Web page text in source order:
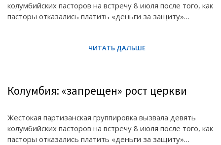
колумбийских пасторов на встречу 8 июля после того, как
пасторы отказались платить «деньги за защиту»…
Колумбия: «запрещен» рост церкви
Жестокая партизанская группировка вызвала девять
колумбийских пасторов на встречу 8 июля после того, как
пасторы отказались платить «деньги за защиту»…